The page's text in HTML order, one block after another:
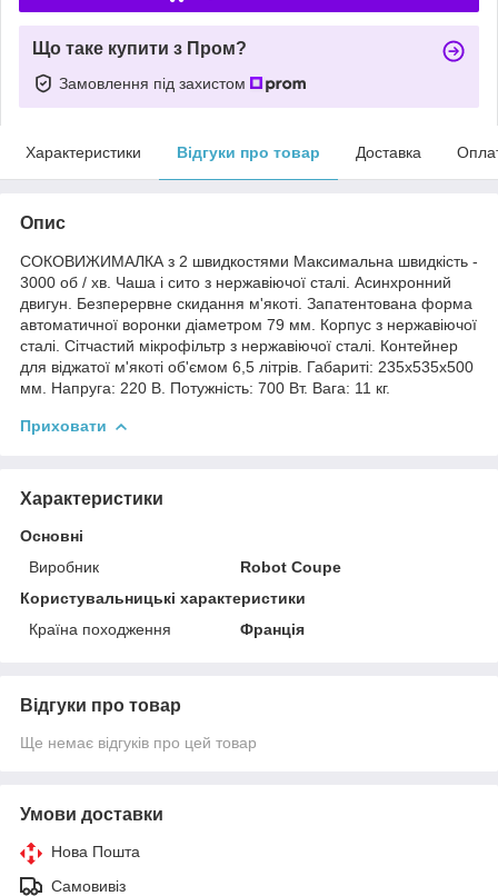
Що таке купити з Пром?
Замовлення під захистом
Характеристики Відгуки про товар Доставка
Опис
СОКОВИЖИМАЛКА з 2 швидкостями Максимальна швидкість -
3000 об / хв. Чаша і сито з нержавіючої сталі. Асинхронний
двигун. Безперервне скидання м'якоті. Запатентована форма
автоматичної воронки діаметром 79 мм. Корпус з нержавіючої
сталі. Сітчастий мікрофільтр з нержавіючої сталі. Контейнер
для віджатої м'якоті об'ємом 6,5 літрів. Габариті: 235x535x500
мм. Напруга: 220 В. Потужність: 700 Вт. Вага: 11 кг.
Приховати
Характеристики
Основні
Виробник
Robot Coupe
Користувальницькі характеристики
Країна походження
Франція
Відгуки про товар
Ще немає відгуків про цей товар
Умови доставки
Нова Пошта
Самовивіз